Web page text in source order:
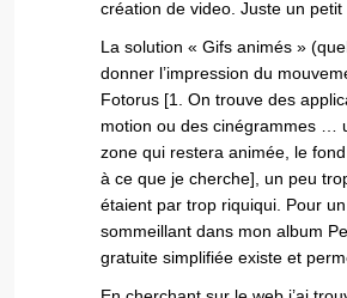
création de video. Juste un
La solution « Gifs animés »
donner l’impression du
Fotorus [1. On trouve des
motion ou des cinégrammes …
zone qui restera animée, le
à ce que je cherche], un peu
étaient par trop riquiqui. Pour
sommeillant dans mon album
gratuite simplifiée existe et